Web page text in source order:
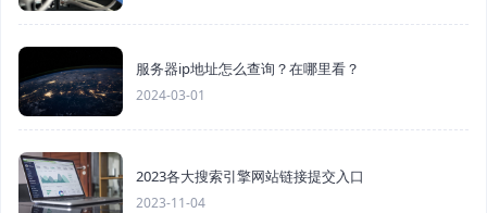
服务器ip地址怎么查询？在哪里看？
2024-03-01
2023各大搜索引擎网站链接提交入口
2023-11-04